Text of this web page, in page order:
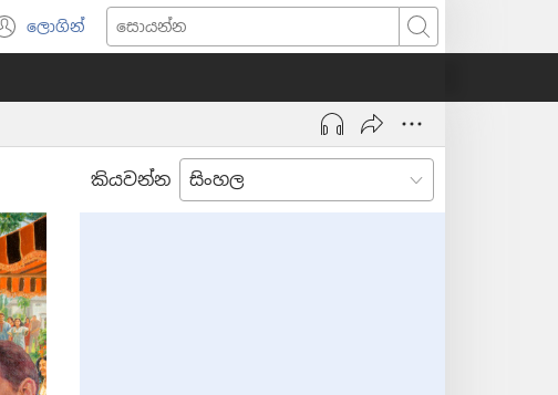
ලොගින්
(opens
new
සොයන්න
කියවන්න